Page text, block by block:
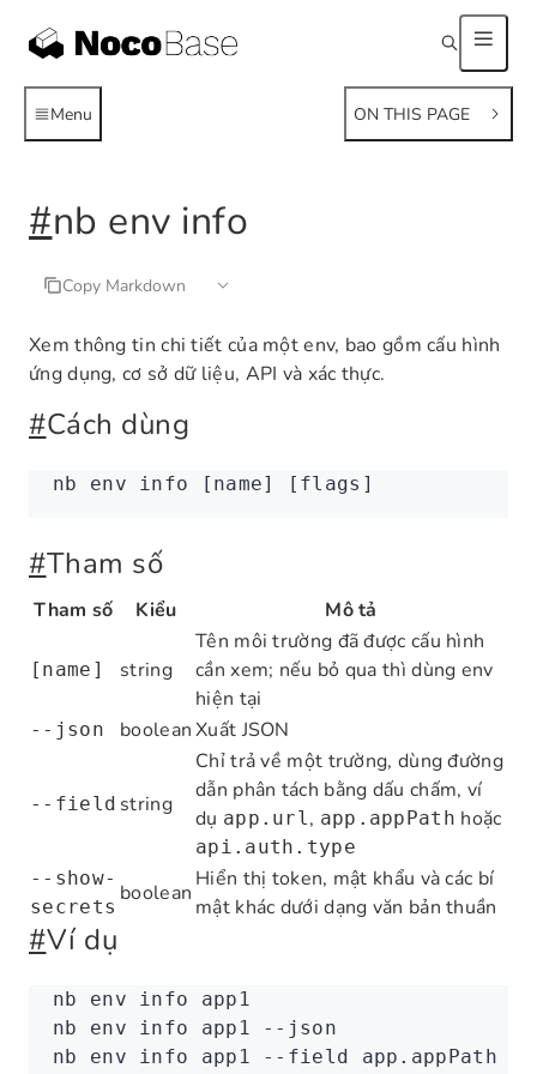
Menu ON THIS PAGE
#nb env info
Copy Markdown
Xem thông tin chi tiết của một env, bao gồm cấu hình
ứng dụng, cơ sở dữ liệu, API và xác thực.
#Cách dùng
nb env info [name] [flags]
#Tham số
Tham số Kiểu Mô tả
[name] string
Tên môi trường đã được cấu hình
cần xem; nếu bỏ qua thì dùng env
hiện tại
--json booleanXuất JSON
--field string
Chỉ trả về một trường, dùng đường
dẫn phân tách bằng dấu chấm, ví
dụ app.url, app.appPath hoặc
api.auth.type
--show-
secrets
boolean
Hiển thị token, mật khẩu và các bí
mật khác dưới dạng văn bản thuần
#Ví dụ
nb env info app1
nb env info app1 --json
nb env info app1 --field app.appPath